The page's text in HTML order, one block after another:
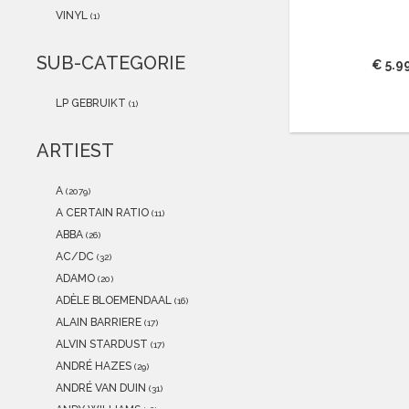
2018(0)
VINYL (1)
SUB-CATEGORIE
LP GEBRUIKT (1)
ARTIEST
A (2079)
A CERTAIN RATIO (11)
ABBA (26)
AC/DC (32)
ADAMO (20)
ADÈLE BLOEMENDAAL (16)
ALAIN BARRIERE (17)
ALVIN STARDUST (17)
ANDRÉ HAZES (29)
ANDRÉ VAN DUIN (31)
€